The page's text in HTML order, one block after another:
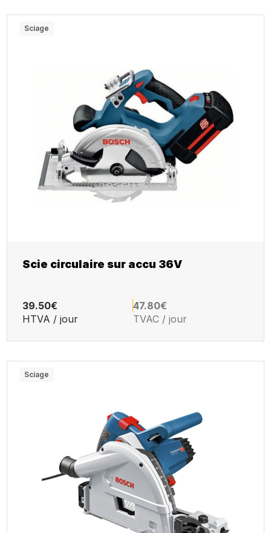
Sciage
Scie circulaire sur accu 36V
39.50€
47.80€
HTVA / jour
TVAC / jour
Sciage